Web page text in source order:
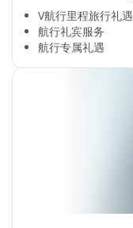
V航行里程旅行礼遇
航行礼宾服务
航行专属礼遇